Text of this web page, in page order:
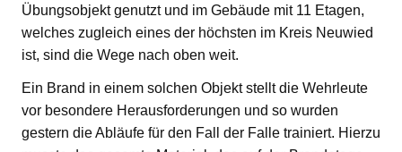
Übungsobjekt genutzt und im Gebäude mit 11 Etagen,
welches zugleich eines der höchsten im Kreis Neuwied
ist, sind die Wege nach oben weit.
Ein Brand in einem solchen Objekt stellt die Wehrleute
vor besondere Herausforderungen und so wurden
gestern die Abläufe für den Fall der Falle trainiert. Hierzu